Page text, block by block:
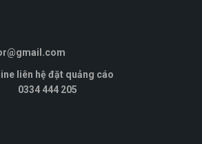
liên hệ đặt quảng cáo
0334 444 205